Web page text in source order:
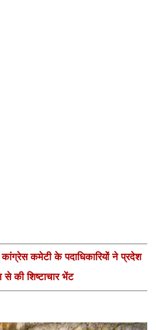
कमेटी के पदाधिकारियों ने प्रदेश
से की शिष्टाचार भेंट